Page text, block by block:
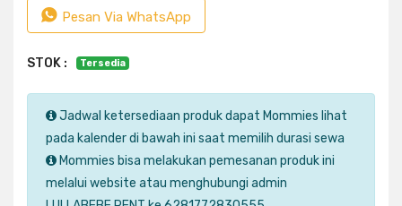
Pesan Via WhatsApp
STOK : Tersedia
Jadwal ketersediaan produk dapat Mommies lihat
pada kalender di bawah ini saat memilih durasi sewa
Mommies bisa melakukan pemesanan produk ini
melalui website atau menghubungi admin